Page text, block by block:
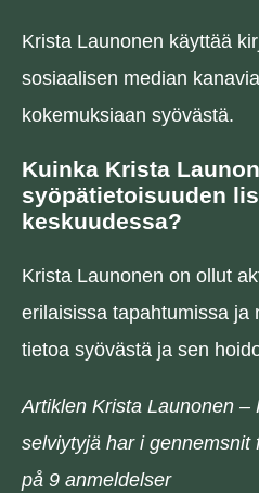
Krista Launonen käyttää
sosiaalisen median
kokemuksiaan syövästä.
Kuinka Krista
syöpätietoisuuden
keskuudessa?
Krista Launonen on ollut
erilaisissa tapahtumissa ja
tietoa syövästä ja sen
Artiklen Krista Launonen –
selviytyjä har i gennemsnit
på 9 anmeldelser